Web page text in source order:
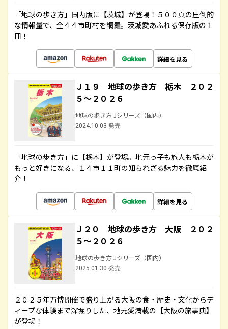
「地球の歩き方」国内版に【茨城】が登場！５００頁の圧倒的
な情報量で、全４４市町村を網羅。茨城愛あふれる保存版の１
冊！
詳細を見る
Ｊ１９ 地球の歩き方 栃木 ２０２
５～２０２６
地球の歩き方 Jシリーズ（国内）
2024.10.03 発売
「地球の歩き方」に【栃木】が登場。地元っ子も旅人も栃木が
もっと好きになる、１４市１１町の知られざる魅力を徹底紹
介！
詳細を見る
Ｊ２０ 地球の歩き方 大阪 ２０２
５～２０２６
地球の歩き方 Jシリーズ（国内）
2025.01.30 発売
２０２５年万博開催で盛り上がる大阪の食・歴史・文化からデ
ィープな体験まで深堀りした、地元愛満載の【大阪の旅事典】
が登場！